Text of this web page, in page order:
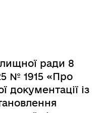
ради 8
№ 1915 «Про
документації із